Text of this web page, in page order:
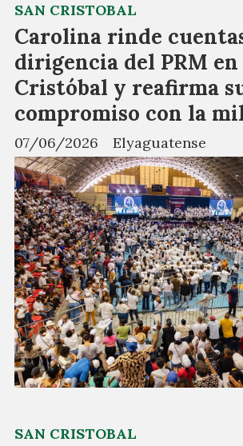
Carolina rinde
dirigencia del PRM en
Cristóbal y reafirma
compromiso con la
Elyaguatense
SAN CRISTOBAL
07/06/2026
SAN CRISTOBAL